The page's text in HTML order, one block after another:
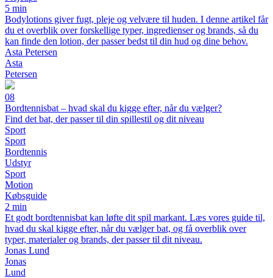
5 min
Bodylotions giver fugt, pleje og velvære til huden. I denne artikel får
du et overblik over forskellige typer, ingredienser og brands, så du
kan finde den lotion, der passer bedst til din hud og dine behov.
Asta Petersen
Asta
Petersen
08
Bordtennisbat – hvad skal du kigge efter, når du vælger?
Find det bat, der passer til din spillestil og dit niveau
Sport
Sport
Bordtennis
Udstyr
Sport
Motion
Købsguide
2 min
Et godt bordtennisbat kan løfte dit spil markant. Læs vores guide til,
hvad du skal kigge efter, når du vælger bat, og få overblik over
typer, materialer og brands, der passer til dit niveau.
Jonas Lund
Jonas
Lund